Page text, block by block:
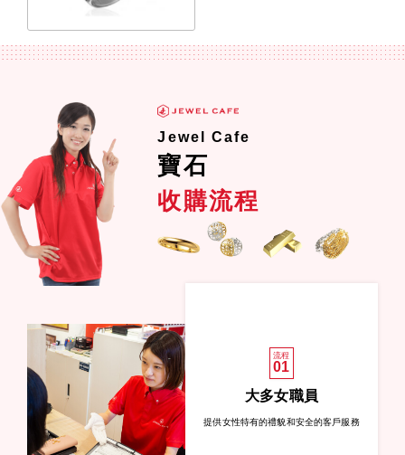
Jewel Cafe
寶石
收購流程
流程
01
大多女職員
提供女性特有的禮貌和安全的客戶服務